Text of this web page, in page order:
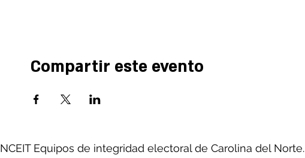
Compartir este evento
Equipos de integridad electoral de Carolina del Norte.